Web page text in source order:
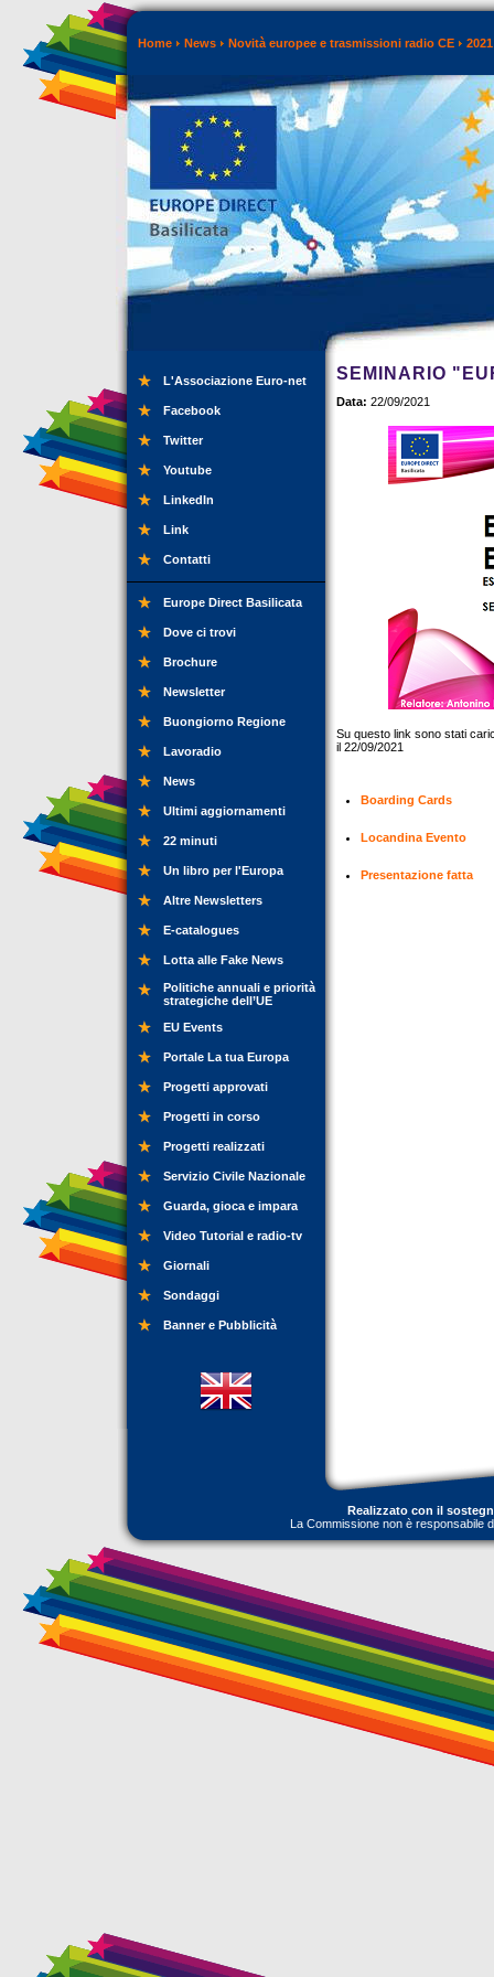
Home News Novità europee e trasmissioni radio CE 2021
L'Associazione Euro-net
Facebook
Twitter
Youtube
LinkedIn
Link
Contatti
Europe Direct Basilicata
Dove ci trovi
Brochure
Newsletter
Buongiorno Regione
Lavoradio
News
Ultimi aggiornamenti
22 minuti
Un libro per l'Europa
Altre Newsletters
E-catalogues
Lotta alle Fake News
Politiche annuali e priorità
strategiche dell’UE
EU Events
Portale La tua Europa
Progetti approvati
Progetti in corso
Progetti realizzati
Servizio Civile Nazionale
Guarda, gioca e impara
Video Tutorial e radio-tv
Giornali
Sondaggi
Banner e Pubblicità
SEMINARIO
Data: 22/09/2021
Su questo link sono stati
il 22/09/2021
Boarding Cards
Locandina Evento
Presentazione fatta
Realizzato con il
La Commissione non è responsabile